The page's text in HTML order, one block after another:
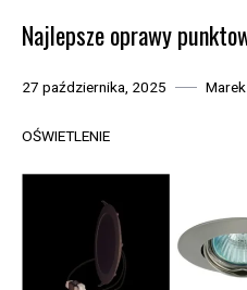
Najlepsze oprawy
27 października, 2025 Marek
OŚWIETLENIE